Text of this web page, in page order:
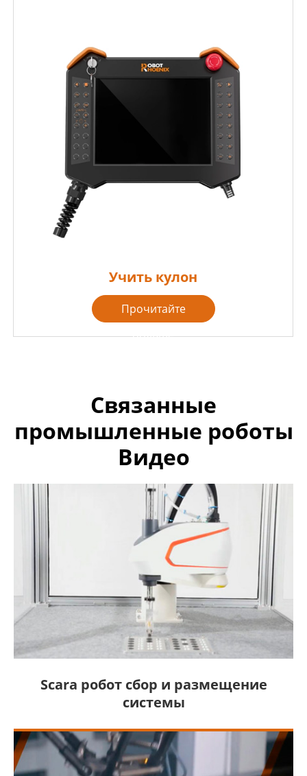
Учить кулон
Прочитайте
больше
Связанные
промышленные роботы
Видео
Scara робот сбор и размещение
системы